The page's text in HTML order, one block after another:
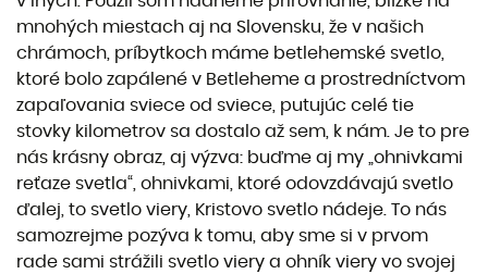
mnohých miestach aj na Slovensku, že v našich
chrámoch, príbytkoch máme betlehemské svetlo,
ktoré bolo zapálené v Betleheme a prostredníctvom
zapaľovania sviece od sviece, putujúc celé tie
stovky kilometrov sa dostalo až sem, k nám. Je to pre
nás krásny obraz, aj výzva: buďme aj my „ohnivkami
reťaze svetla“, ohnivkami, ktoré odovzdávajú svetlo
ďalej, to svetlo viery, Kristovo svetlo nádeje. To nás
samozrejme pozýva k tomu, aby sme si v prvom
rade sami strážili svetlo viery a ohník viery vo svojej